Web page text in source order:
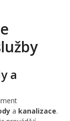
a
a kanalizace.